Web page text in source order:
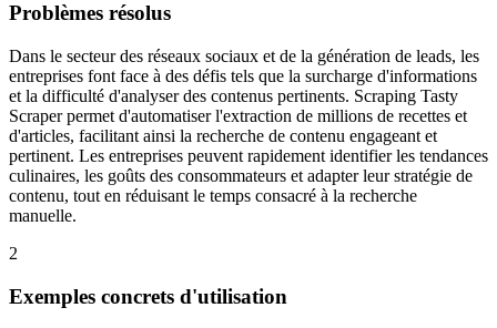
Problèmes résolus
Dans le secteur des réseaux sociaux et de la génération de leads, les
entreprises font face à des défis tels que la surcharge d'informations
et la difficulté d'analyser des contenus pertinents. Scraping Tasty
Scraper permet d'automatiser l'extraction de millions de recettes et
d'articles, facilitant ainsi la recherche de contenu engageant et
pertinent. Les entreprises peuvent rapidement identifier les tendances
culinaires, les goûts des consommateurs et adapter leur stratégie de
contenu, tout en réduisant le temps consacré à la recherche
manuelle.
2
Exemples concrets d'utilisation